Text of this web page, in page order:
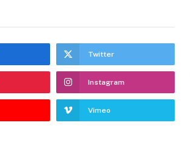
Twitter
Instagram
Vimeo